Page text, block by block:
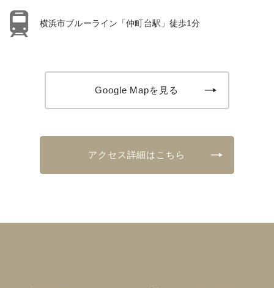
横浜市ブルーライン「仲町台駅」徒歩1分
Google Mapを見る
アクセス詳細はこちら